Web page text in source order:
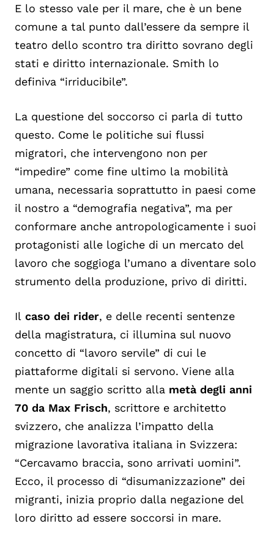
E lo stesso vale per il mare, che è un bene
comune a tal punto dall’essere da sempre il
teatro dello scontro tra diritto sovrano degli
stati e diritto internazionale. Smith lo
definiva “irriducibile”.
La questione del soccorso ci parla di tutto
questo. Come le politiche sui flussi
migratori, che intervengono non per
“impedire” come fine ultimo la mobilità
umana, necessaria soprattutto in paesi come
il nostro a “demografia negativa”, ma per
conformare anche antropologicamente i suoi
protagonisti alle logiche di un mercato del
lavoro che soggioga l’umano a diventare solo
strumento della produzione, privo di diritti.
Il caso dei rider, e delle recenti sentenze
della magistratura, ci illumina sul nuovo
concetto di “lavoro servile” di cui le
piattaforme digitali si servono. Viene alla
mente un saggio scritto alla metà degli anni
70 da Max Frisch, scrittore e architetto
svizzero, che analizza l’impatto della
migrazione lavorativa italiana in Svizzera:
“Cercavamo braccia, sono arrivati uomini”.
Ecco, il processo di “disumanizzazione” dei
migranti, inizia proprio dalla negazione del
loro diritto ad essere soccorsi in mare.